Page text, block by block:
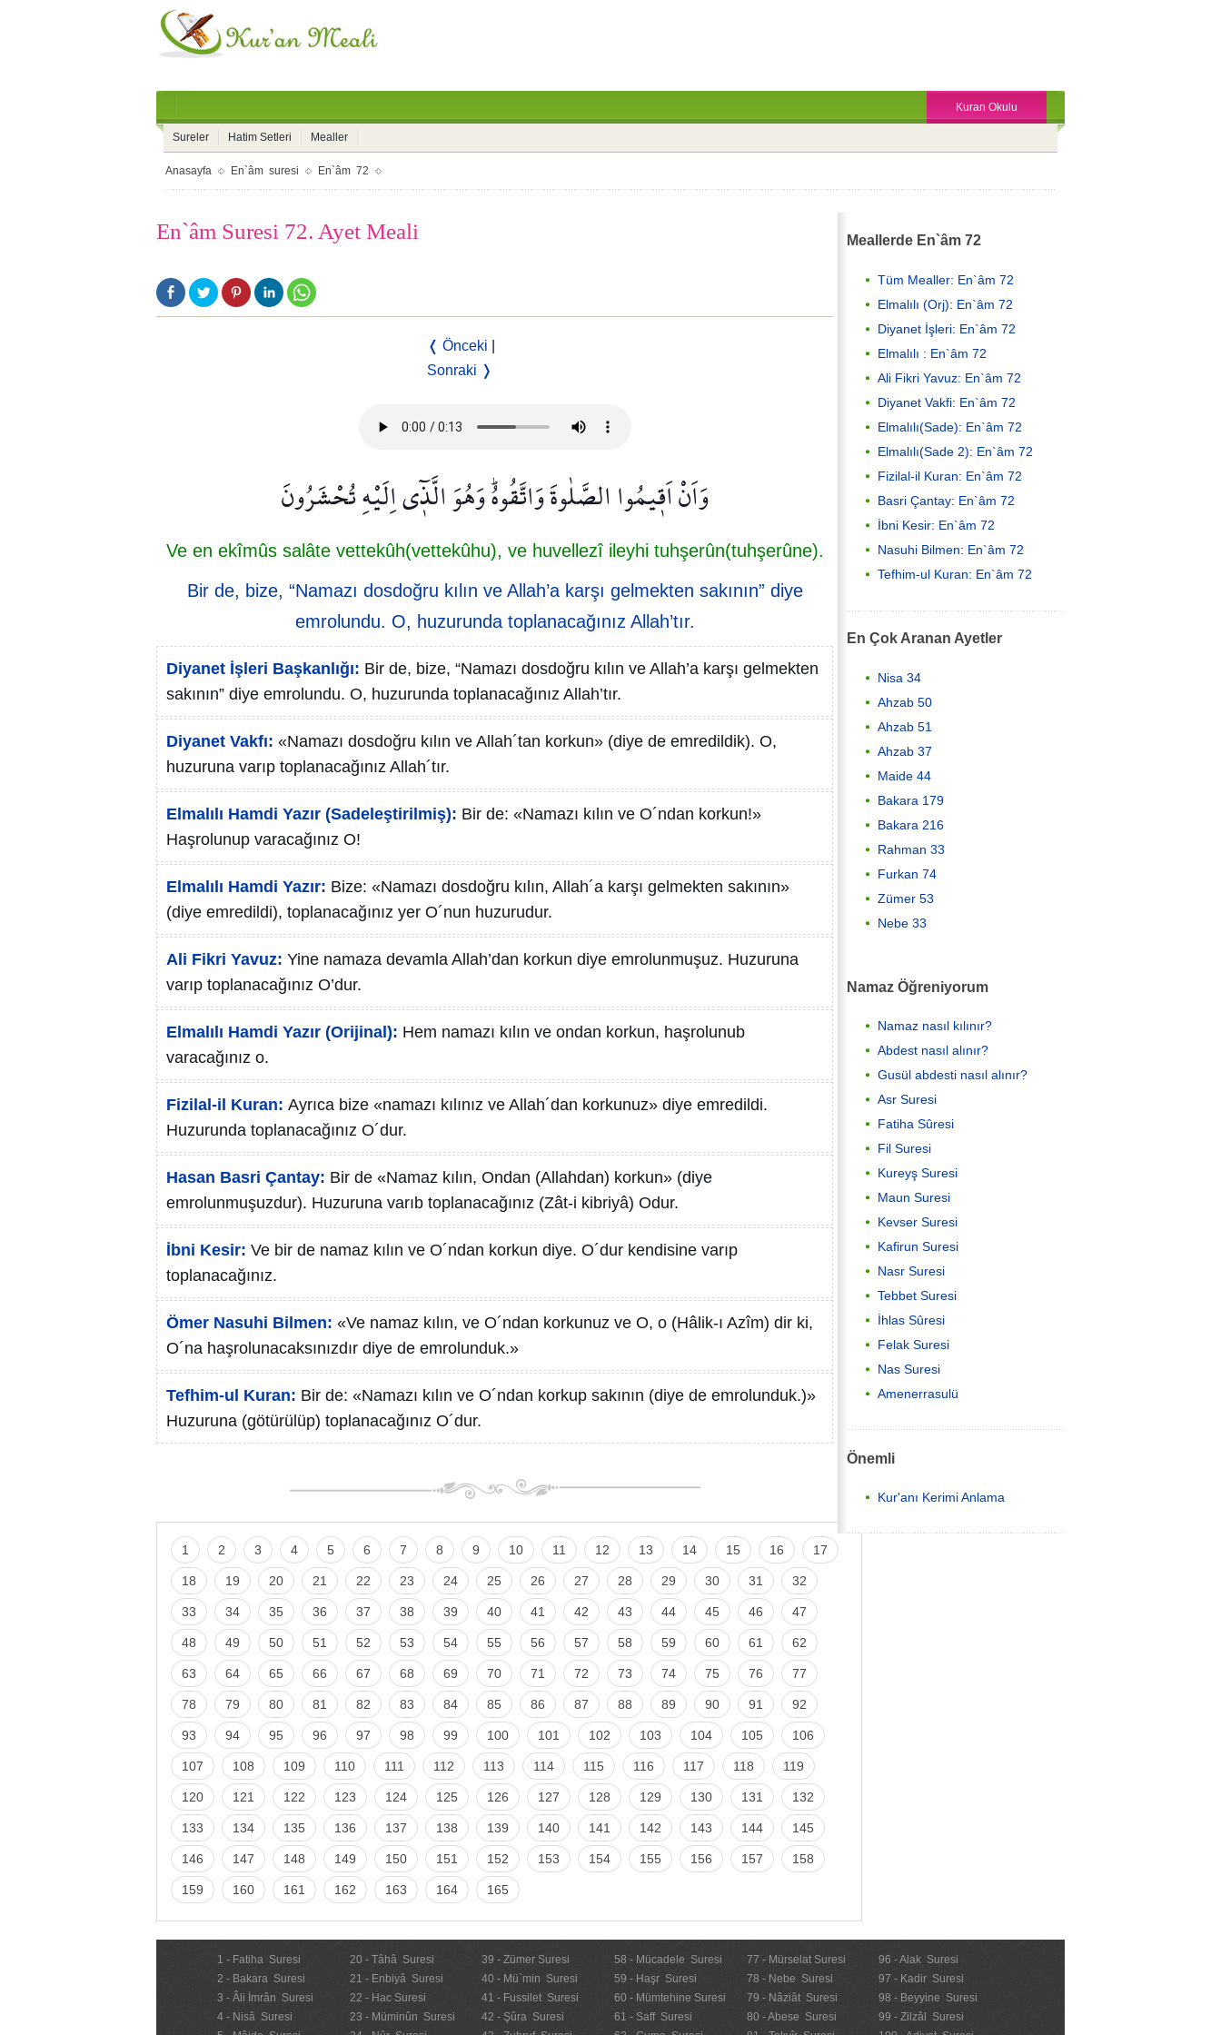
Kuran Okulu
Sureler Hatim Setleri Mealler
Anasayfa En`âm suresi En`âm 72
En`âm Suresi 72. Ayet Meali
❬ Önceki
Sonraki ❭
وَاَنْ اَق۪يمُوا الصَّلٰوةَ وَاتَّقُوهُۜ وَهُوَ الَّذ۪ٓي اِلَيْهِ تُحْشَرُونَ
Ve en ekîmûs salâte vettekûh(vettekûhu), ve huvellezî ileyhi tuhşerûn(tuhşerûne).
Bir de, bize, “Namazı dosdoğru kılın ve Allah’a karşı gelmekten sakının” diye
emrolundu. O, huzurunda toplanacağınız Allah’tır.
Diyanet İşleri Başkanlığı: Bir de, bize, “Namazı dosdoğru kılın ve Allah’a karşı gelmekten
sakının” diye emrolundu. O, huzurunda toplanacağınız Allah’tır.
Diyanet Vakfı: «Namazı dosdoğru kılın ve Allah´tan korkun» (diye de emredildik). O,
huzuruna varıp toplanacağınız Allah´tır.
Elmalılı Hamdi Yazır (Sadeleştirilmiş): Bir de: «Namazı kılın ve O´ndan korkun!»
Haşrolunup varacağınız O!
Elmalılı Hamdi Yazır: Bize: «Namazı dosdoğru kılın, Allah´a karşı gelmekten sakının»
(diye emredildi), toplanacağınız yer O´nun huzurudur.
Ali Fikri Yavuz: Yine namaza devamla Allah’dan korkun diye emrolunmuşuz. Huzuruna
varıp toplanacağınız O’dur.
Elmalılı Hamdi Yazır (Orijinal): Hem namazı kılın ve ondan korkun, haşrolunub
varacağınız o.
Fizilal-il Kuran: Ayrıca bize «namazı kılınız ve Allah´dan korkunuz» diye emredildi.
Huzurunda toplanacağınız O´dur.
Hasan Basri Çantay: Bir de «Namaz kılın, Ondan (Allahdan) korkun» (diye
emrolunmuşuzdur). Huzuruna varıb toplanacağınız (Zât-i kibriyâ) Odur.
İbni Kesir: Ve bir de namaz kılın ve O´ndan korkun diye. O´dur kendisine varıp
toplanacağınız.
Ömer Nasuhi Bilmen: «Ve namaz kılın, ve O´ndan korkunuz ve O, o (Hâlik-ı Azîm) dir ki,
O´na haşrolunacaksınızdır diye de emrolunduk.»
Tefhim-ul Kuran: Bir de: «Namazı kılın ve O´ndan korkup sakının (diye de emrolunduk.)»
Huzuruna (götürülüp) toplanacağınız O´dur.
1 2 3 4 5 6 7 8 9 10 11 12 13 14 15 16 17
18 19 20 21 22 23 24 25 26 27 28 29 30 31 32
33 34 35 36 37 38 39 40 41 42 43 44 45 46 47
48 49 50 51 52 53 54 55 56 57 58 59 60 61 62
63 64 65 66 67 68 69 70 71 72 73 74 75 76 77
78 79 80 81 82 83 84 85 86 87 88 89 90 91 92
93 94 95 96 97 98 99 100 101 102 103 104 105 106
107 108 109 110 111 112 113 114 115 116 117 118 119
120 121 122 123 124 125 126 127 128 129 130 131 132
133 134 135 136 137 138 139 140 141 142 143 144 145
146 147 148 149 150 151 152 153 154 155 156 157 158
159 160 161 162 163 164 165
Meallerde En`âm 72
Tüm Mealler: En`âm 72
Elmalılı (Orj): En`âm 72
Diyanet İşleri: En`âm 72
Elmalılı : En`âm 72
Ali Fikri Yavuz: En`âm 72
Diyanet Vakfi: En`âm 72
Elmalılı(Sade): En`âm 72
Elmalılı(Sade 2): En`âm 72
Fizilal-il Kuran: En`âm 72
Basri Çantay: En`âm 72
İbni Kesir: En`âm 72
Nasuhi Bilmen: En`âm 72
Tefhim-ul Kuran: En`âm 72
En Çok Aranan Ayetler
Nisa 34
Ahzab 50
Ahzab 51
Ahzab 37
Maide 44
Bakara 179
Bakara 216
Rahman 33
Furkan 74
Zümer 53
Nebe 33
Namaz Öğreniyorum
Namaz nasıl kılınır?
Abdest nasıl alınır?
Gusül abdesti nasıl alınır?
Asr Suresi
Fatiha Sûresi
Fil Suresi
Kureyş Suresi
Maun Suresi
Kevser Suresi
Kafirun Suresi
Nasr Suresi
Tebbet Suresi
İhlas Sûresi
Felak Suresi
Nas Suresi
Amenerrasulü
Önemli
Kur'anı Kerimi Anlama
1 - Fatiha Suresi
2 - Bakara Suresi
3 - Âli İmrân Suresi
4 - Nisâ Suresi
20 - Tâhâ Suresi
21 - Enbiyâ Suresi
22 - Hac Suresi
23 - Müminûn Suresi
39 - Zümer Suresi
40 - Mü`min Suresi
41 - Fussilet Suresi
42 - Şûra Suresi
58 - Mücadele Suresi
59 - Haşr Suresi
60 - Mümtehine Suresi
61 - Saff Suresi
77 - Mürselat Suresi
78 - Nebe Suresi
79 - Nâziât Suresi
80 - Abese Suresi
96 - Alak Suresi
97 - Kadir Suresi
98 - Beyyine Suresi
99 - Zilzâl Suresi